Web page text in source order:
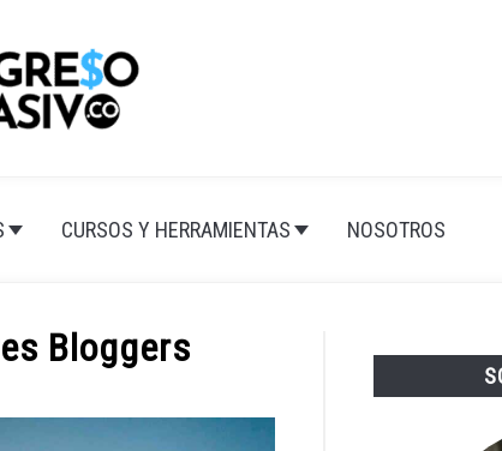
CURSOS Y HERRAMIENTAS NOSOTROS
Bloggers